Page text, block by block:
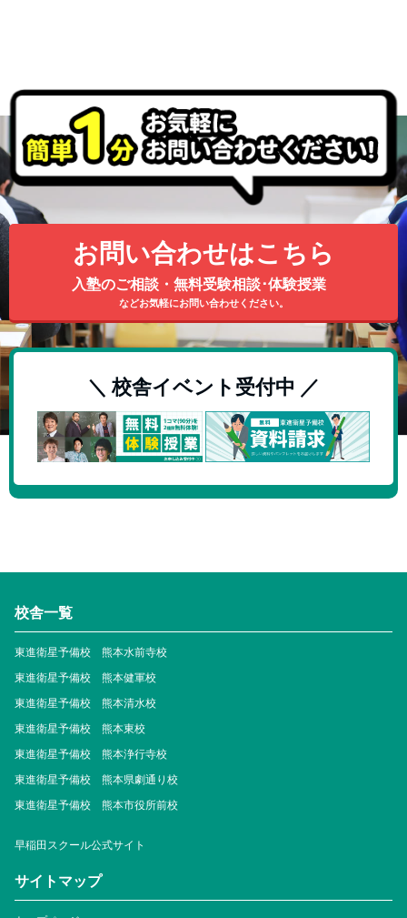
お問い合わせはこちら
入塾のご相談・無料受験相談･体験授業
などお気軽にお問い合わせください。
＼ 校舎イベント受付中 ／
校舎一覧
東進衛星予備校 熊本水前寺校
東進衛星予備校 熊本健軍校
東進衛星予備校 熊本清水校
東進衛星予備校 熊本東校
東進衛星予備校 熊本浄行寺校
東進衛星予備校 熊本県劇通り校
東進衛星予備校 熊本市役所前校
早稲田スクール公式サイト
サイトマップ